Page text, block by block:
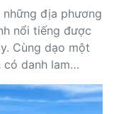
địa phương
nổi tiếng được
Cùng dạo một
có danh lam
ảnh xem đẹp đến